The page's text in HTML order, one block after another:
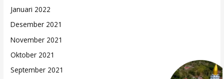
Januari 2022
Desember 2021
November 2021
Oktober 2021
September 2021